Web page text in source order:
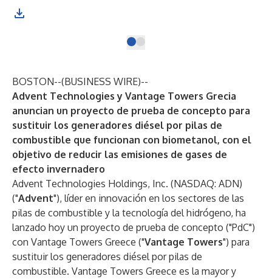
BOSTON--(BUSINESS WIRE)--
Advent Technologies y Vantage Towers Grecia
anuncian un proyecto de prueba de concepto para
sustituir los generadores diésel por pilas de
combustible que funcionan con biometanol, con el
objetivo de reducir las emisiones de gases de
efecto invernadero
Advent Technologies Holdings, Inc. (NASDAQ: ADN)
("Advent"), líder en innovación en los sectores de las
pilas de combustible y la tecnología del hidrógeno, ha
lanzado hoy un proyecto de prueba de concepto ("PdC")
con Vantage Towers Greece ("Vantage Towers") para
sustituir los generadores diésel por pilas de
combustible. Vantage Towers Greece es la mayor y